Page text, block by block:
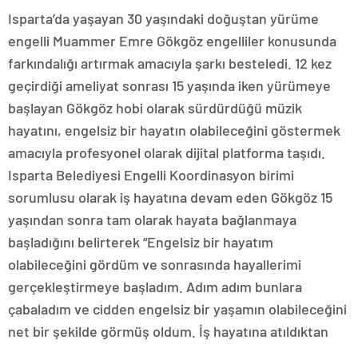
Isparta’da yaşayan 30 yaşındaki doğuştan yürüme
engelli Muammer Emre Gökgöz engelliler konusunda
farkındalığı artırmak amacıyla şarkı besteledi. 12 kez
geçirdiği ameliyat sonrası 15 yaşında iken yürümeye
başlayan Gökgöz hobi olarak sürdürdüğü müzik
hayatını, engelsiz bir hayatın olabileceğini göstermek
amacıyla profesyonel olarak dijital platforma taşıdı.
Isparta Belediyesi Engelli Koordinasyon birimi
sorumlusu olarak iş hayatına devam eden Gökgöz 15
yaşından sonra tam olarak hayata bağlanmaya
başladığını belirterek “Engelsiz bir hayatım
olabileceğini gördüm ve sonrasında hayallerimi
gerçekleştirmeye başladım. Adım adım bunlara
çabaladım ve cidden engelsiz bir yaşamın olabileceğini
net bir şekilde görmüş oldum. İş hayatına atıldıktan